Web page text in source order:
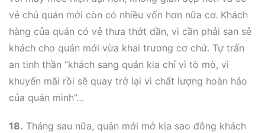
vẻ chủ quán mới còn có nhiều vốn hơn nữa cơ. Khách
hàng của quán có vẻ thưa thớt dần, vì cần phải san sẻ
khách cho quán mới vừa khai trương cơ chứ. Tự trấn
an tinh thần “khách sang quán kia chỉ vì tò mò, vì
khuyến mãi rồi sẽ quay trở lại vì chất lượng hoàn hảo
của quán mình”…
18. Tháng sau nữa, quán mới mở kia sao đông khách